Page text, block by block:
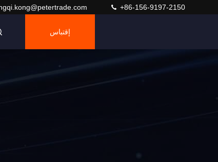
+86-156-9197-2150
إقتباس